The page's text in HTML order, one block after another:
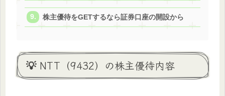
株主優待をGETするなら証券口座の開設から
💡 NTT（9432）の株主優待内容